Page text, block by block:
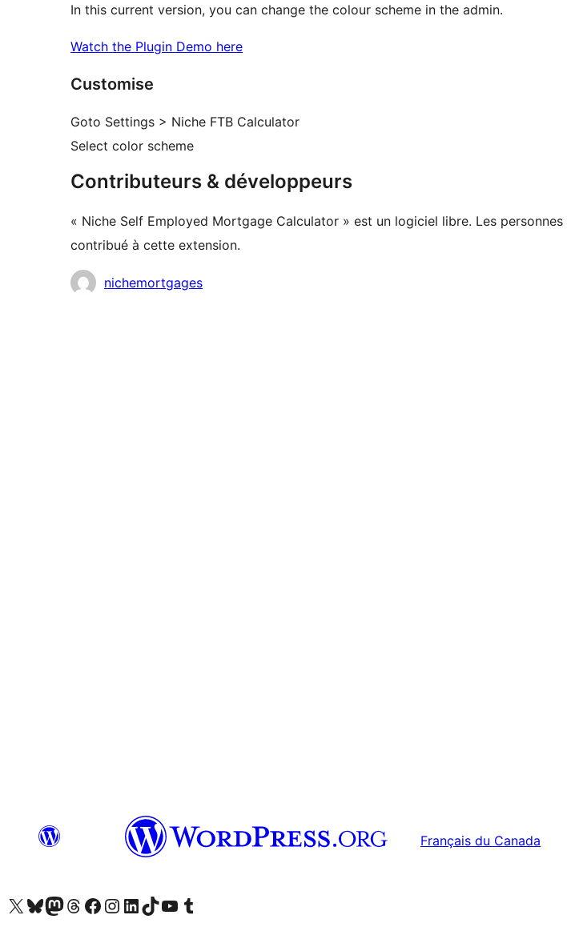
In this current version, you can change the colour scheme in the admin.
Watch the Plugin Demo here
Customise
Goto Settings > Niche FTB Calculator
Select color scheme
Contributeurs & développeurs
« Niche Self Employed Mortgage Calculator » est un logiciel libre. Les
contribué à cette extension.
Contributeurs
nichemortgages
Français du Canada
Visit our X (formerly Twitter) account
Visitez notre compte Bluesky
Visit our Mastodon account
Visitez notre compte Threads
Visit our Facebook page
Visit our Instagram account
Visit our LinkedIn account
Visitez notre compte TikTok
Visit our YouTube channel
Visitez notre compte Tumblr